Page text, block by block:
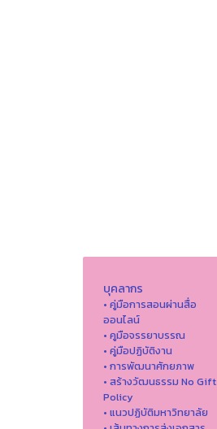
บุคลากร
• คู่มือการสอนผ่านสื่อ
ออนไลน์
• คูมือจรรยาบรรณ
• คู่มือปฏิบัติงาน
• การพัฒนาศักยภาพ
• สร้างวัฒนธรรม No Gift
Policy
• แนวปฏิบัติมหาวิทยาลัย